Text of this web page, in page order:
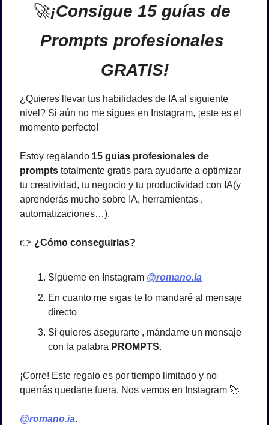
🚀¡Consigue 15 guías de
Prompts profesionales
GRATIS!
¿Quieres llevar tus habilidades de IA al siguiente
nivel? Si aún no me sigues en Instagram, ¡este es el
momento perfecto!
Estoy regalando 15 guías profesionales de
prompts totalmente gratis para ayudarte a optimizar
tu creatividad, tu negocio y tu productividad con IA(y
aprenderás mucho sobre IA, herramientas ,
automatizaciones…).
👉 ¿Cómo conseguirlas?
Sígueme en Instagram @romano.ia
En cuanto me sigas te lo mandaré al mensaje
directo
Si quieres asegurarte , mándame un mensaje
con la palabra PROMPTS.
¡Corre! Este regalo es por tiempo limitado y no
querrás quedarte fuera. Nos vemos en Instagram 🚀
@romano.ia.